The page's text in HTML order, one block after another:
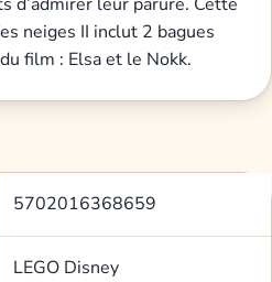
neiges II inclut 2 bagues
film : Elsa et le Nokk.
5702016368659
LEGO Disney